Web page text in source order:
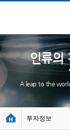
인류의
A leap to the
투자정보